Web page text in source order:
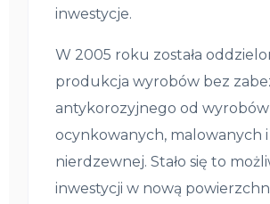
inwestycje.
W 2005 roku została
produkcja wyrobów bez
antykorozyjnego od wyrobów
ocynkowanych, malowanych i
nierdzewnej. Stało się to
inwestycji w nową